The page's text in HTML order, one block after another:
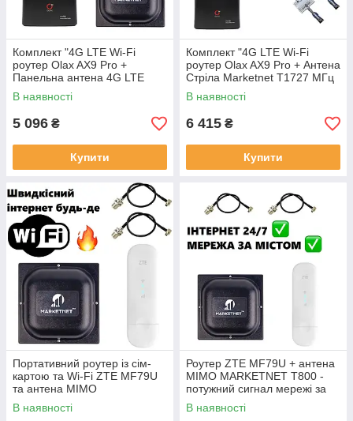
Комплект "4G LTE Wi-Fi
роутер Olax AX9 Pro +
Панельна антена 4G LTE
MIMO Marketnet T800 18 дБ"
В наявності
5 096 ₴
Купити
Комплект "4G LTE Wi-Fi
роутер Olax AX9 Pro + Антена
Стріла Marketnet T1727 МГц
21дБ"
В наявності
6 415 ₴
Купити
Портативний роутер із сім-
картою та Wi-Fi ZTE MF79U
та антена MIMO
MARKETNET T800 18 дБ для
домашнього інтернету
В наявності
Роутер ZTE MF79U + антена
MIMO MARKETNET T800 -
потужний сигнал мережі за
містом
В наявності